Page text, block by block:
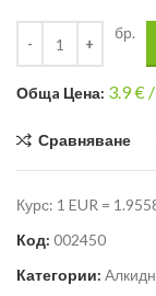
бр.
Общa Цена: 3.9€ /
Сравняване
Курс: 1 EUR =
Код: 002450
Категории: